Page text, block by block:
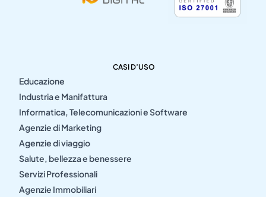
CASI D’USO
Educazione
Industria e Manifattura
Informatica, Telecomunicazioni e Software
Agenzie di Marketing
Agenzie di viaggio
Salute, bellezza e benessere
Servizi Professionali
Agenzie Immobiliari